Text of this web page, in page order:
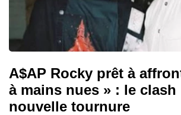
A$AP Rocky prêt à
à mains nues » : le
nouvelle tournure